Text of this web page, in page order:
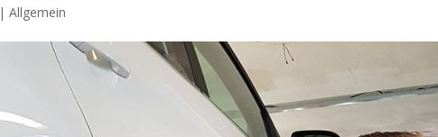
|Allgemein